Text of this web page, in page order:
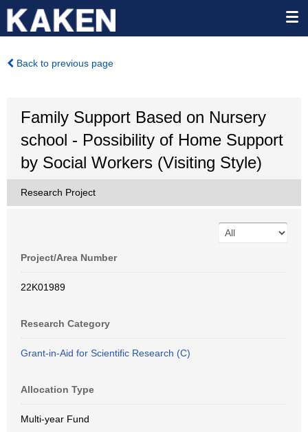
Back to previous page
Family Support Based on Nursery
school - Possibility of Home Support
by Social Workers (Visiting Style)
Research Project
Project/Area Number
22K01989
Research Category
Grant-in-Aid for Scientific Research (C)
Allocation Type
Multi-year Fund